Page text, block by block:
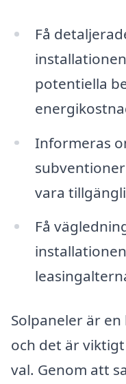
Få
potentiella
Informeras
vara
Få
Solpaneler är
och det är
val. Genom att